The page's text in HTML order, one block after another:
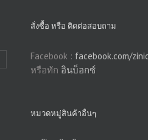
สั่งซื้อ หรือ ติดต่อสอบถาม
Facebook : facebook.com/
หรือทัก อินบ็อกซ์
หมวดหมู่สินค้าอื่นๆ